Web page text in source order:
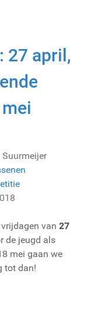
27 april,
Suurmeijer
van 27
de jeugd als
mei gaan we
tot dan!